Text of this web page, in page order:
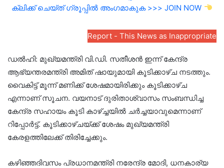
ക്ലിക്ക് ചെയ്ത് ഗ്രൂപ്പിൽ അംഗമാകുക >>> JOIN NOW
Report - This News as Inappropriate
ഡൽഹി: മുഖ്യമന്ത്രി വി.ഡി. സതീശൻ ഇന്ന് കേന്ദ്ര
ആഭ്യന്തരമന്ത്രി അമിത് ഷായുമായി കൂടിക്കാഴ്ച നടത്തും.
വൈകിട്ട് മൂന്ന് മണിക്ക് ശേഷമായിരിക്കും കൂടിക്കാഴ്ച
എന്നാണ് സൂചന. വയനാട് ദുരിതാശ്വാസം സംബന്ധിച്ച
കേന്ദ്ര സഹായം കൂടി കാഴ്ച്ചയിൽ ചർച്ചയാവുമെന്നാണ്
റിപ്പോർട്ട്. കൂടിക്കാഴ്ചയ്ക്ക് ശേഷം മുഖ്യമന്ത്രി
കേരളത്തിലേക്ക് തിരിച്ചേക്കും.
കഴിഞ്ഞദിവസം പ്രധാനമന്ത്രി നരേന്ദ്ര മോദി, ധനകാര്യ